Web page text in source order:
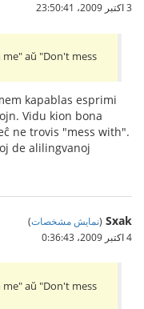
3 اکتبر 2009،‏ 23:50:41
aŭ "Don't mess
kapablas esprimi
Vidu kion bona
ne trovis "mess with".
de alilingvanoj
Sxak
(نمایش مشخصات)
4 اکتبر 2009،‏ 0:36:43
aŭ "Don't mess